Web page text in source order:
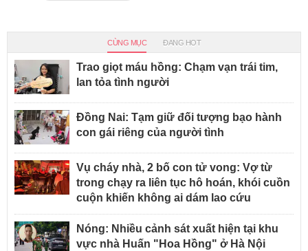
CÙNG MỤC ĐANG HOT
Trao giọt máu hồng: Chạm vạn trái tim,
lan tỏa tình người
Đồng Nai: Tạm giữ đối tượng bạo hành
con gái riêng của người tình
Vụ cháy nhà, 2 bố con tử vong: Vợ từ
trong chạy ra liên tục hô hoán, khói cuồn
cuộn khiến không ai dám lao cứu
Nóng: Nhiều cảnh sát xuất hiện tại khu
vực nhà Huấn "Hoa Hồng" ở Hà Nội